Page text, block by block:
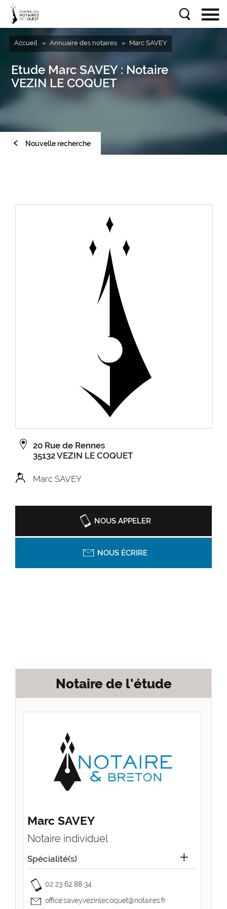
Accueil Annuaire des notaires Marc SAVEY
Etude Marc SAVEY: Notaire
VEZIN LE COQUET
Nouvelle recherche
20 Rue de Rennes
35132 VEZIN LE COQUET
Marc SAVEY
NOUS APPELER
NOUS ÉCRIRE
Notaire de l'étude
Marc SAVEY
Notaire individuel
Spécialité(s)
02 23 62 88 34
office.savey.vezinlecoquet@notaires.fr